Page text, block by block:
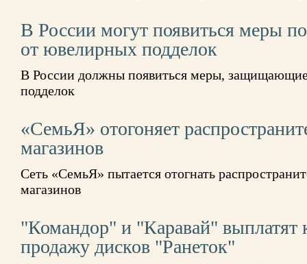
В России могут появиться меры
от ювелирных подделок
В России должны появиться меры,
подделок
«СемьЯ» отогоняет
магазинов
Сеть «СемьЯ» пытается отогнать
магазинов
"Командор" и "Каравай" выплатят
продажу дисков "Ранеток"